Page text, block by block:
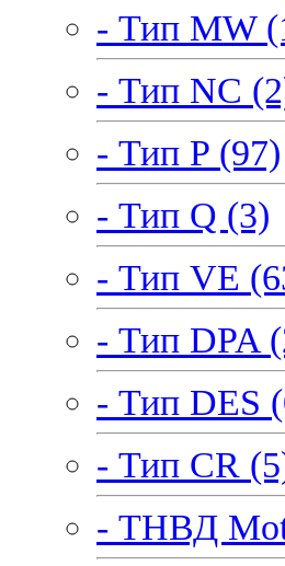
- Тип MW
- Тип NC
- Тип P (97)
- Тип Q (3)
- Тип VE
- Тип DPA
- Тип DES
- Тип CR
- ТНВД